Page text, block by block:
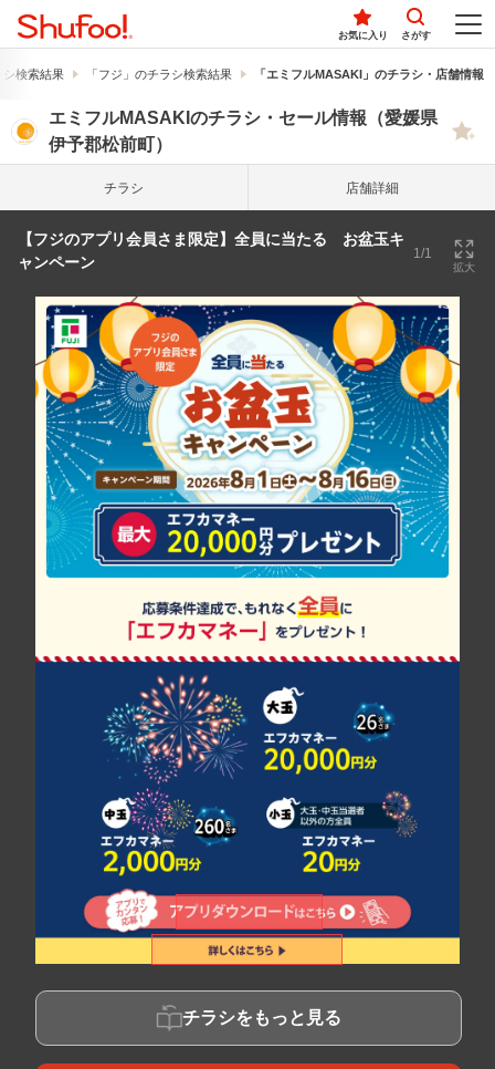
お気に入り さがす
シ検索結果 「フジ」のチラシ検索結果 「エミフルMASAKI」のチラシ・店舗情報
エミフルMASAKIのチラシ・セール情報（愛媛県
伊予郡松前町）
チラシ 店舗詳細
【フジのアプリ会員さま限定】全員に当たる お盆玉キ
ャンペーン
1/1
拡大
チラシをもっと見る